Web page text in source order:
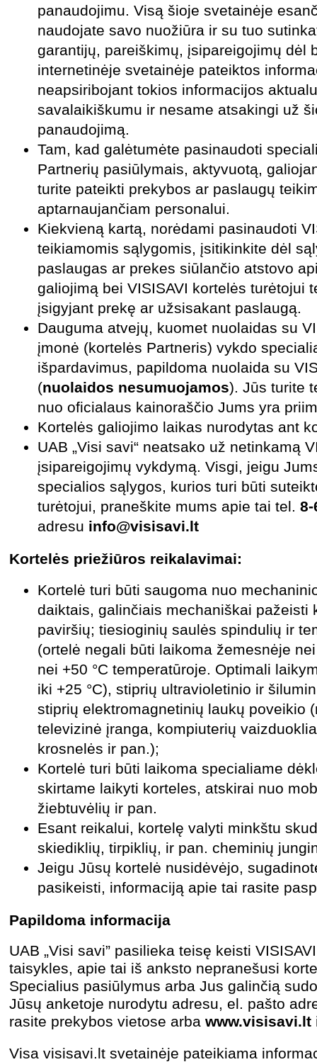
panaudojimu. Visą šioje svetainėje
naudojate savo nuožiūra ir su tuo
garantijų, pareiškimų, įsipareigojimų dėl
internetinėje svetainėje pateiktos
neapsiribojant tokios informacijos
savalaikiškumu ir nesame atsakingi už
panaudojimą.
Tam, kad galėtumėte pasinaudoti
Partnerių pasiūlymais, aktyvuotą,
turite pateikti prekybos ar paslaugų
aptarnaujančiam personalui.
Kiekvieną kartą, norėdami pasinaudoti
teikiamomis sąlygomis, įsitikinkite dėl
paslaugas ar prekes siūlančio atstovo
galiojimą bei VISISAVI kortelės turėtojui
įsigyjant prekę ar užsisakant paslaugą.
Dauguma atvejų, kuomet nuolaidas su
įmonė (kortelės Partneris) vykdo
išpardavimus, papildoma nuolaida su
(nuolaidos nesumuojamos). Jūs turite
nuo oficialaus kainoraščio Jums yra
Kortelės galiojimo laikas nurodytas ant
UAB „Visi savi“ neatsako už netinkamą
įsipareigojimų vykdymą. Visgi, jeigu
specialios sąlygos, kurios turi būti
turėtojui, praneškite mums apie tai tel.
adresu info@visisavi.lt
Kortelės priežiūros reikalavimai:
Kortelė turi būti saugoma nuo
daiktais, galinčiais mechaniškai pažeisti
paviršių; tiesioginių saulės spindulių ir
(ortelė negali būti laikoma žemesnėje
nei +50 °C temperatūroje. Optimali
iki +25 °C), stiprių ultravioletinio ir
stiprių elektromagnetinių laukų poveikio
televizinė įranga, kompiuterių
krosnelės ir pan.);
Kortelė turi būti laikoma specialiame
skirtame laikyti korteles, atskirai nuo
žiebtuvėlių ir pan.
Esant reikalui, kortelę valyti minkštu
skiediklių, tirpiklių, ir pan. cheminių
Jeigu Jūsų kortelė nusidėvėjo,
pasikeisti, informaciją apie tai rasite
Papildoma informacija
UAB „Visi savi” pasilieka teisę keisti
taisykles, apie tai iš anksto nepranešusi
Specialius pasiūlymus arba Jus galinčią
Jūsų anketoje nurodytu adresu, el. pašto
rasite prekybos vietose arba www.visisavi.lt
Visa visisavi.lt svetainėje pateikiama